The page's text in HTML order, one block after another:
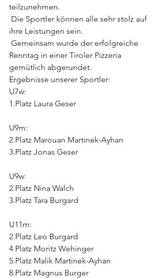
teilzunehmen.
ihre Leistungen sein.
Renntag in einer Tiroler Pizzeria
gemütlich abgerundet.
Ergebnisse unserer Sportler:
U7w:
1.Platz Laura Geser
U9m:
2.Platz Marouan Martinek-Ayhan
3.Platz Jonas Geser
U9w:
2.Platz Nina Walch
3.Platz Tara Burgard
U11m:
2.Platz Leo Burgard
4.Platz Moritz Wehinger
5.Platz Malik Martinek-Ayhan
8.Platz Magnus Burger